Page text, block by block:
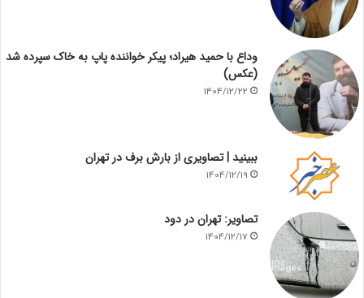
وداع با حمید هیراد؛ پیکر خواننده پاپ به خاک سپرده شد
(عکس)
1404/12/22
ببینید | تصاویری از بارش برف در تهران
1404/12/19
تصاویر: تهران در دود
1404/12/17